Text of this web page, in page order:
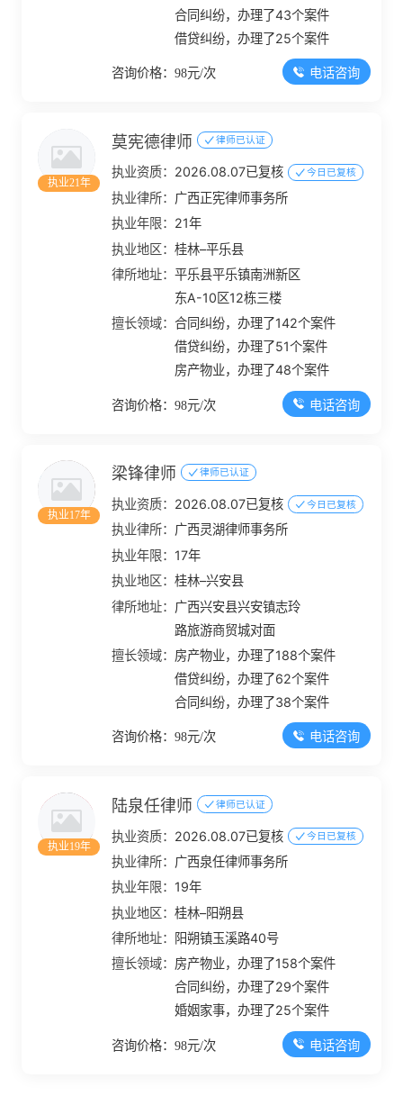
合同纠纷，办理了43个案件
借贷纠纷，办理了25个案件
咨询价格：98元/次 电话咨询
执业21年
莫宪德律师 律师已认证
执业资质： 2026.08.07已复核 今日已复核
执业律所： 广西正宪律师事务所
执业年限： 21年
执业地区：桂林–平乐县
律所地址：平乐县平乐镇南洲新区
东A-10区12栋三楼
擅长领域：合同纠纷，办理了142个案件
借贷纠纷，办理了51个案件
房产物业，办理了48个案件
咨询价格：98元/次 电话咨询
执业17年
梁锋律师 律师已认证
执业资质： 2026.08.07已复核 今日已复核
执业律所： 广西灵湖律师事务所
执业年限： 17年
执业地区：桂林–兴安县
律所地址： 广西兴安县兴安镇志玲
路旅游商贸城对面
擅长领域： 房产物业，办理了188个案件
借贷纠纷，办理了62个案件
合同纠纷，办理了38个案件
咨询价格：98元/次 电话咨询
执业19年
陆泉任律师 律师已认证
执业资质： 2026.08.07已复核 今日已复核
执业律所： 广西泉任律师事务所
执业年限： 19年
执业地区：桂林–阳朔县
律所地址：
阳朔镇玉溪路40号
擅长领域： 房产物业，办理了158个案件
合同纠纷，办理了29个案件
婚姻家事，办理了25个案件
咨询价格：98元/次 电话咨询